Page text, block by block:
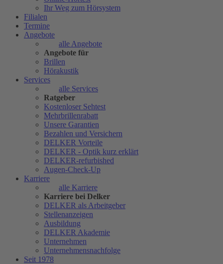
Ihr Weg zum Hörsystem
Filialen
Termine
Angebote
alle Angebote
Angebote für
Brillen
Hörakustik
Services
alle Services
Ratgeber
Kostenloser Sehtest
Mehrbrillenrabatt
Unsere Garantien
Bezahlen und Versichern
DELKER Vorteile
DELKER - Optik kurz erklärt
DELKER-refurbished
Augen-Check-Up
Karriere
alle Karriere
Karriere bei Delker
DELKER als Arbeitgeber
Stellenanzeigen
Ausbildung
DELKER Akademie
Unternehmen
Unternehmensnachfolge
Seit 1978